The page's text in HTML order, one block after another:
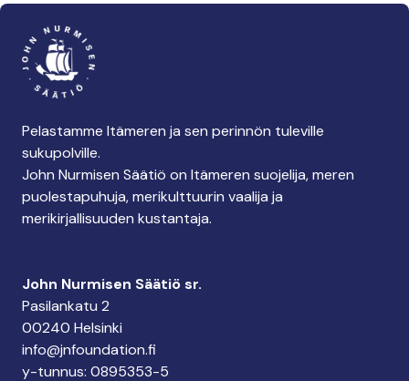
Pelastamme Itämeren ja sen perinnön tuleville
sukupolville.
John Nurmisen Säätiö on Itämeren suojelija, meren
puolestapuhuja, merikulttuurin vaalija ja
merikirjallisuuden kustantaja.
John Nurmisen Säätiö sr.
Pasilankatu 2
00240 Helsinki
info@jnfoundation.fi
y-tunnus: 0895353-5